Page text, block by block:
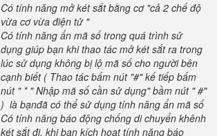
Có tính năng mở két sắt bằng cơ "cả 2 chế độ
vừa cơ vừa điện tử "
Có tính năng ẩn mã số trong quá trình sử
dụng giúp bạn khi thao tác mở két sắt ra trong
lúc sử dụng không bị lộ mã số cho người bên
cạnh biết ( Thao tác bấm nút "#" kế tiếp bấm
nút " * " Nhập mã số cần sử dụng" bầm nút " #"
) là bạnđã có thể sử dụng tính năng ẩn mã số
Có tính năng báo động chống di chuyển khênh
két sắt đi, khi bạn kích hoạt tính năng báo